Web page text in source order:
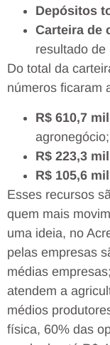
Depósitos
Carteira de
resultado de
Do total da
números ficaram
R$ 610,7
agronegócio;
R$ 223,3
R$ 105,6
Esses recursos
quem mais
uma ideia, no
pelas empresas
médias
atendem a
médios
física, 60% das